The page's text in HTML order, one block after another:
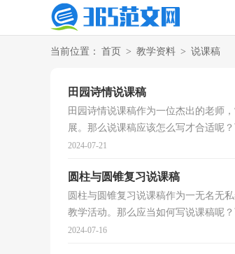
当前位置： 首页 > 教学资料 > 说课稿
田园诗情说课稿
田园诗情说课稿作为一位杰出的老师
展。那么说课稿应该怎么写才合适呢
2024-07-21
圆柱与圆锥复习说课稿
圆柱与圆锥复习说课稿作为一无名无
教学活动。那么应当如何写说课稿呢
2024-07-16